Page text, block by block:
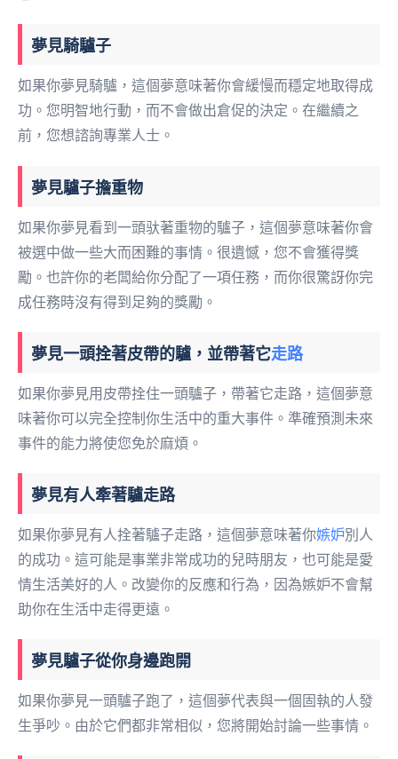
夢見騎驢子
如果你夢見騎驢，這個夢意味著你會緩慢而穩定地取得成
功。您明智地行動，而不會做出倉促的決定。在繼續之
前，您想諮詢專業人士。
夢見驢子擔重物
如果你夢見看到一頭驮著重物的驢子，這個夢意味著你會
被選中做一些大而困難的事情。很遺憾，您不會獲得獎
勵。也許你的老闆給你分配了一項任務，而你很驚訝你完
成任務時沒有得到足夠的獎勵。
夢見一頭拴著皮帶的驢，並帶著它走路
如果你夢見用皮帶拴住一頭驢子，帶著它走路，這個夢意
味著你可以完全控制你生活中的重大事件。準確預測未來
事件的能力將使您免於麻煩。
夢見有人牽著驢走路
如果你夢見有人拴著驢子走路，這個夢意味著你嫉妒別人
的成功。這可能是事業非常成功的兒時朋友，也可能是愛
情生活美好的人。改變你的反應和行為，因為嫉妒不會幫
助你在生活中走得更遠。
夢見驢子從你身邊跑開
如果你夢見一頭驢子跑了，這個夢代表與一個固執的人發
生爭吵。由於它們都非常相似，您將開始討論一些事情。